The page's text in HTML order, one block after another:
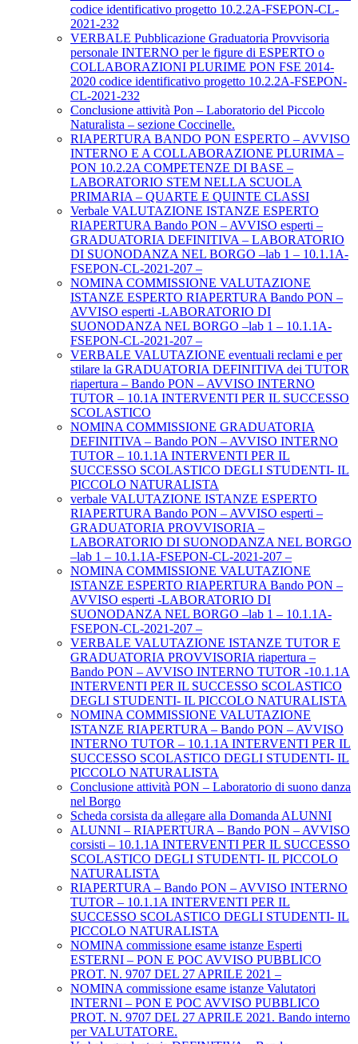
codice identificativo progetto 10.2.2A-FSEPON-CL-
2021-232
VERBALE Pubblicazione Graduatoria Provvisoria
personale INTERNO per le figure di ESPERTO o
COLLABORAZIONI PLURIME PON FSE 2014-
2020 codice identificativo progetto 10.2.2A-FSEPON-
CL-2021-232
Conclusione attività Pon – Laboratorio del Piccolo
Naturalista – sezione Coccinelle.
RIAPERTURA BANDO PON ESPERTO – AVVISO
INTERNO E A COLLABORAZIONE PLURIMA –
PON 10.2.2A COMPETENZE DI BASE –
LABORATORIO STEM NELLA SCUOLA
PRIMARIA – QUARTE E QUINTE CLASSI
Verbale VALUTAZIONE ISTANZE ESPERTO
RIAPERTURA Bando PON – AVVISO esperti –
GRADUATORIA DEFINITIVA – LABORATORIO
DI SUONODANZA NEL BORGO –lab 1 – 10.1.1A-
FSEPON-CL-2021-207 –
NOMINA COMMISSIONE VALUTAZIONE
ISTANZE ESPERTO RIAPERTURA Bando PON –
AVVISO esperti -LABORATORIO DI
SUONODANZA NEL BORGO –lab 1 – 10.1.1A-
FSEPON-CL-2021-207 –
VERBALE VALUTAZIONE eventuali reclami e per
stilare la GRADUATORIA DEFINITIVA dei TUTOR
riapertura – Bando PON – AVVISO INTERNO
TUTOR – 10.1A INTERVENTI PER IL SUCCESSO
SCOLASTICO
NOMINA COMMISSIONE GRADUATORIA
DEFINITIVA – Bando PON – AVVISO INTERNO
TUTOR – 10.1.1A INTERVENTI PER IL
SUCCESSO SCOLASTICO DEGLI STUDENTI- IL
PICCOLO NATURALISTA
verbale VALUTAZIONE ISTANZE ESPERTO
RIAPERTURA Bando PON – AVVISO esperti –
GRADUATORIA PROVVISORIA –
LABORATORIO DI SUONODANZA NEL BORGO
–lab 1 – 10.1.1A-FSEPON-CL-2021-207 –
NOMINA COMMISSIONE VALUTAZIONE
ISTANZE ESPERTO RIAPERTURA Bando PON –
AVVISO esperti -LABORATORIO DI
SUONODANZA NEL BORGO –lab 1 – 10.1.1A-
FSEPON-CL-2021-207 –
VERBALE VALUTAZIONE ISTANZE TUTOR E
GRADUATORIA PROVVISORIA riapertura –
Bando PON – AVVISO INTERNO TUTOR -10.1.1A
INTERVENTI PER IL SUCCESSO SCOLASTICO
DEGLI STUDENTI- IL PICCOLO NATURALISTA
NOMINA COMMISSIONE VALUTAZIONE
ISTANZE RIAPERTURA – Bando PON – AVVISO
INTERNO TUTOR – 10.1.1A INTERVENTI PER IL
SUCCESSO SCOLASTICO DEGLI STUDENTI- IL
PICCOLO NATURALISTA
Conclusione attività PON – Laboratorio di suono danza
nel Borgo
Scheda corsista da allegare alla Domanda ALUNNI
ALUNNI – RIAPERTURA – Bando PON – AVVISO
corsisti – 10.1.1A INTERVENTI PER IL SUCCESSO
SCOLASTICO DEGLI STUDENTI- IL PICCOLO
NATURALISTA
RIAPERTURA – Bando PON – AVVISO INTERNO
TUTOR – 10.1.1A INTERVENTI PER IL
SUCCESSO SCOLASTICO DEGLI STUDENTI- IL
PICCOLO NATURALISTA
NOMINA commissione esame istanze Esperti
ESTERNI – PON E POC AVVISO PUBBLICO
PROT. N. 9707 DEL 27 APRILE 2021 –
NOMINA commissione esame istanze Valutatori
INTERNI – PON E POC AVVISO PUBBLICO
PROT. N. 9707 DEL 27 APRILE 2021. Bando interno
per VALUTATORE.